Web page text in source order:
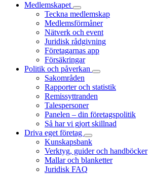
Medlemskapet
Teckna medlemskap
Medlemsförmåner
Nätverk och event
Juridisk rådgivning
Företagarnas app
Försäkringar
Politik och påverkan
Sakområden
Rapporter och statistik
Remissyttranden
Talespersoner
Panelen – din företagspolitik
Så har vi gjort skillnad
Driva eget företag
Kunskapsbank
Verktyg, guider och handböcker
Mallar och blanketter
Juridisk FAQ